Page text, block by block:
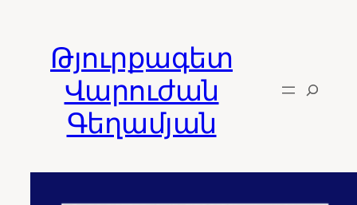
contentԹյուրքագետ
Վարուժան
Գեղամյան